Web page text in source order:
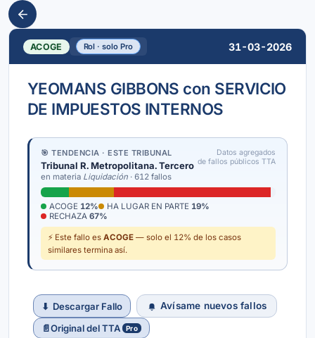
ACOGE Rol · solo Pro 31-03-2026
YEOMANS GIBBONS con SERVICIO
DE IMPUESTOS INTERNOS
🎯 TENDENCIA · ESTE TRIBUNAL
Tribunal R. Metropolitana. Tercero
en materia Liquidación · 612 fallos
Datos agregados
de fallos públicos TTA
ACOGE 12% HA LUGAR EN PARTE 19%
RECHAZA 67%
⚡ Este fallo es ACOGE — solo el 12% de los casos
similares termina así.
⬇ Descargar Fallo
Avísame nuevos fallos
📄Original del TTA Pro